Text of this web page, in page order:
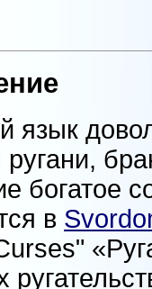
язык
ругани,
богатое
в